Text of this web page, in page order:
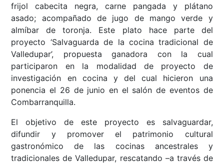
frijol cabecita negra, carne pangada y plátano
asado; acompañado de jugo de mango verde y
almíbar de toronja. Este plato hace parte del
proyecto ‘Salvaguarda de la cocina tradicional de
Valledupar’, propuesta ganadora con la cual
participaron en la modalidad de proyecto de
investigación en cocina y del cual hicieron una
ponencia el 26 de junio en el salón de eventos de
Combarranquilla.
El objetivo de este proyecto es salvaguardar,
difundir y promover el patrimonio cultural
gastronómico de las cocinas ancestrales y
tradicionales de Valledupar, rescatando –a través de